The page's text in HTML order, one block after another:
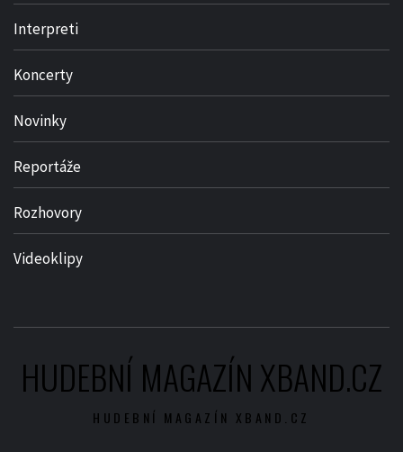
Interpreti
Koncerty
Novinky
Reportáže
Rozhovory
Videoklipy
HUDEBNÍ MAGAZÍN XBAND.CZ
HUDEBNÍ MAGAZÍN XBAND.CZ